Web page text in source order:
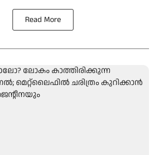
Read More